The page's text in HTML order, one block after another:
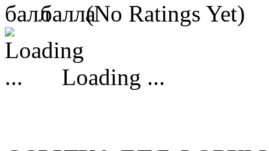
(No Ratings Yet)
Loading ...